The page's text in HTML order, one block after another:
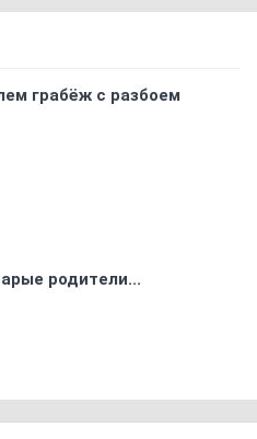
грабёж с разбоем
родители...